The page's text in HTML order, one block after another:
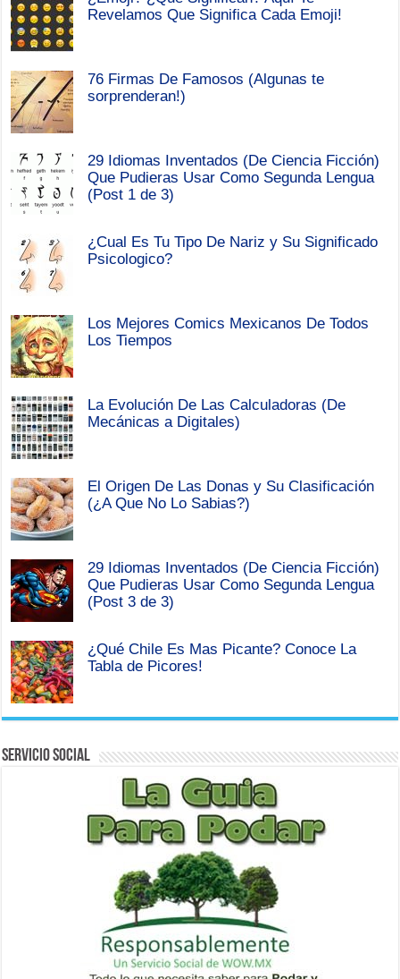
Revelamos Que Significa Cada Emoji!
76 Firmas De Famosos (Algunas te
sorprenderan!)
29 Idiomas Inventados (De Ciencia Ficción)
Que Pudieras Usar Como Segunda Lengua
(Post 1 de 3)
¿Cual Es Tu Tipo De Nariz y Su Significado
Psicologico?
Los Mejores Comics Mexicanos De Todos
Los Tiempos
La Evolución De Las Calculadoras (De
Mecánicas a Digitales)
El Origen De Las Donas y Su Clasificación
(¿A Que No Lo Sabias?)
29 Idiomas Inventados (De Ciencia Ficción)
Que Pudieras Usar Como Segunda Lengua
(Post 3 de 3)
¿Qué Chile Es Mas Picante? Conoce La
Tabla de Picores!
Servicio Social